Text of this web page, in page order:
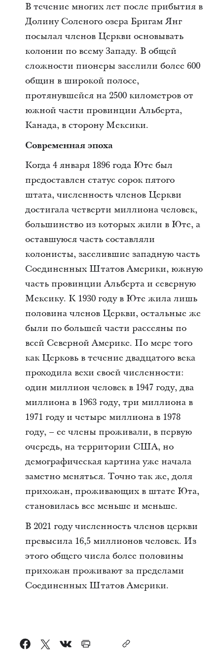
В течение многих лет после прибытия в
Долину Соленого озера Бригам Янг
посылал членов Церкви основывать
колонии по всему Западу. В общей
сложности пионеры заселили более 600
общин в широкой полосе,
протянувшейся на 2500 километров от
южной части провинции Альберта,
Канада, в сторону Мексики.
Современная эпоха
Когда 4 января 1896 года Юте был
предоставлен статус сорок пятого
штата, численность членов Церкви
достигала четверти миллиона человек,
большинство из которых жили в Юте, а
оставшуюся часть составляли
колонисты, заселившие западную часть
Соединенных Штатов Америки, южную
часть провинции Альберта и северную
Мексику. К 1930 году в Юте жила лишь
половина членов Церкви, остальные же
были по большей части рассеяны по
всей Северной Америке. По мере того
как Церковь в течение двадцатого века
проходила вехи своей численности:
один миллион человек в 1947 году, два
миллиона в 1963 году, три миллиона в
1971 году и четыре миллиона в 1978
году, – ее члены проживали, в первую
очередь, на территории США, но
демографическая картина уже начала
заметно меняться. Точно так же, доля
прихожан, проживающих в штате Юта,
становилась все меньше и меньше.
В 2021 году численность членов церкви
превысила 16,5 миллионов человек. Из
этого общего числа более половины
прихожан проживают за пределами
Соединенных Штатов Америки.